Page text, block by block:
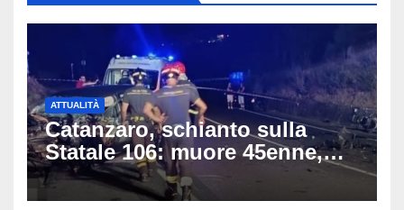
ATTUALITÀ
Catanzaro, schianto sulla
Statale 106: muore 45enne,
coinvolti un’auto, un suv e
una moto